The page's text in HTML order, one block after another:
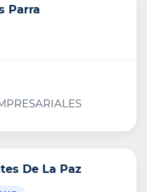
Parra
De La Paz